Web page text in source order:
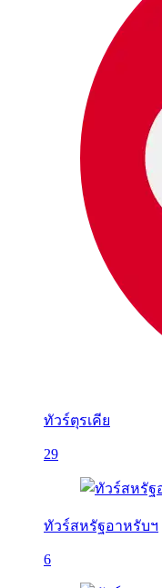
ทัวร์ตุรเคีย
29
ทัวร์สหรัฐอาหรับฯ
6